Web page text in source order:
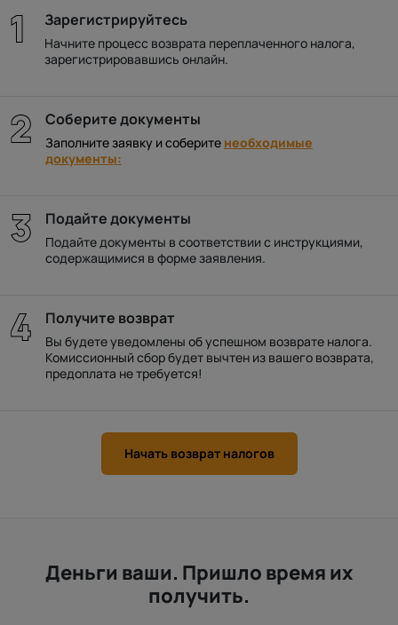
Зарегистрируйтесь
Начните процесс возврата переплаченного налога,
зарегистрировавшись онлайн.
Соберите документы
Заполните заявку и соберите необходимые
документы:
Подайте документы
Подайте документы в соответствии с инструкциями,
содержащимися в форме заявления.
Получите возврат
Вы будете уведомлены об успешном возврате налога.
Комиссионный сбор будет вычтен из вашего возврата,
предоплата не требуется!
Начать возврат налогов
Деньги ваши. Пришло время их
получить.